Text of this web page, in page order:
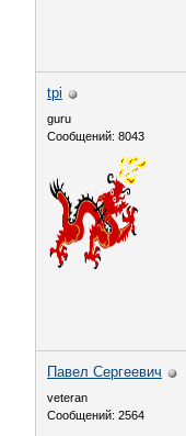
tpi
guru
Сообщений: 8043
Павел Сергеевич
veteran
Сообщений: 2564